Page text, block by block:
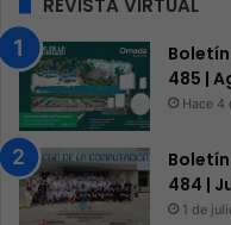
485 |
Hace 4
484 |
1 de